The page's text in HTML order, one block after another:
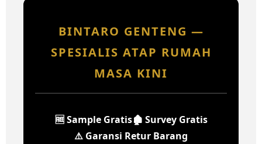
BINTARO GENTENG —
SPESIALIS ATAP RUMAH
MASA KINI
🆓 Sample Gratis🏚️ Survey Gratis
⚠️ Garansi Retur Barang